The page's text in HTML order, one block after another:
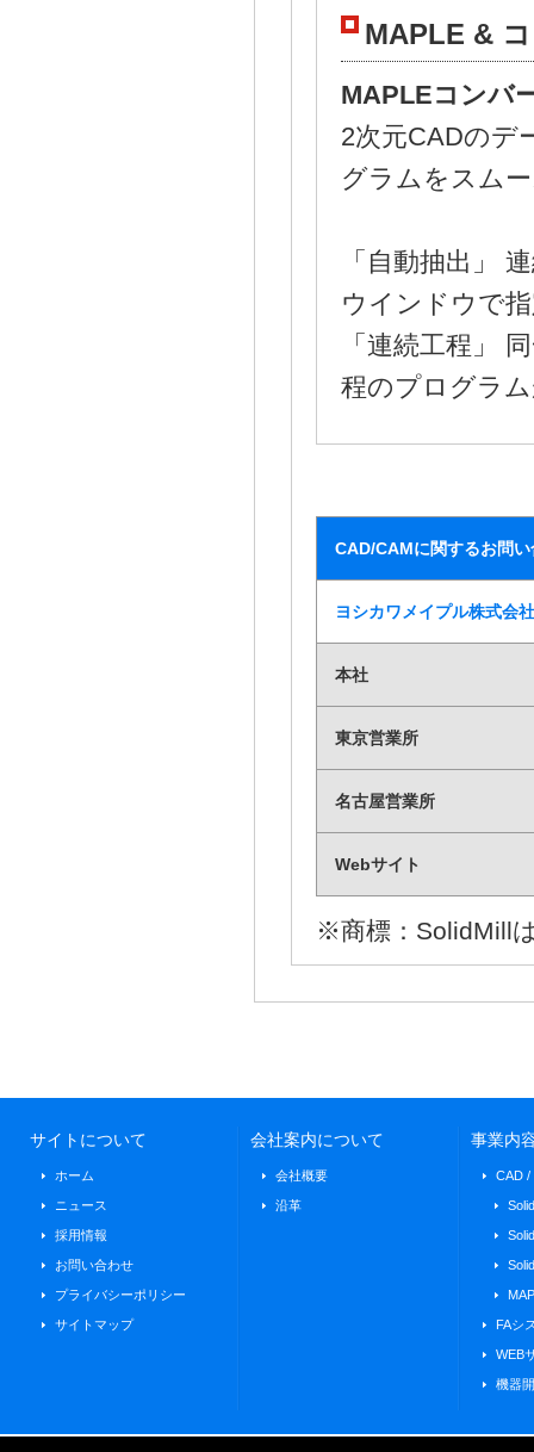
MAPLE &
MAPLEコンバ
2次元CADのデ
グラムをスム
「自動抽出」
ウインドウで
「連続工程」
程のプログラ
CAD/CAMに関するお問い
ヨシカワメイプル株式会社
本社
東京営業所
名古屋営業所
Webサイト
※商標：SolidMill
サイトについて
ホーム
ニュース
採用情報
お問い合わせ
プライバシーポリシー
サイトマップ
会社案内について
会社概要
沿革
事業内
CAD /
FAシ
WEB
機器